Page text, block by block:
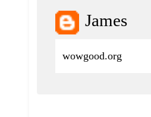
James
wowgood.org